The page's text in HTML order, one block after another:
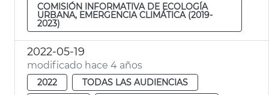
COMISIÓN INFORMATIVA DE ECOLOGÍA
URBANA, EMERGENCIA CLIMÁTICA (2019-
2023)
2022-05-19
modificado hace 4 años
2022
TODAS LAS AUDIENCIAS